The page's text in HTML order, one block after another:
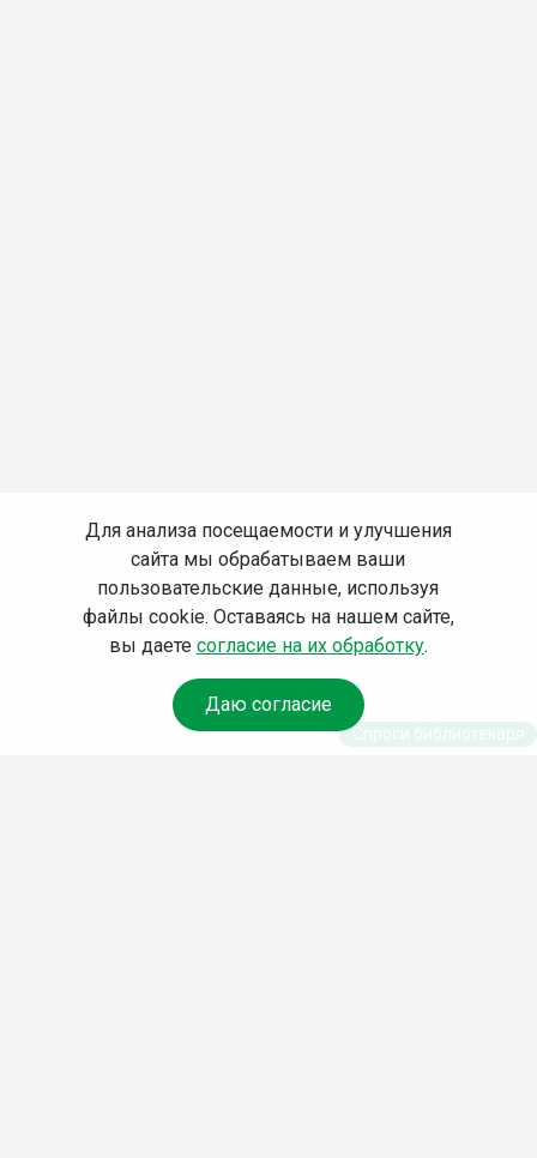
Для анализа посещаемости и улучшения
сайта мы обрабатываем ваши
пользовательские данные, используя
файлы cookie. Оставаясь на нашем сайте,
вы даете согласие на их обработку.
Даю согласие
Спроси библиотекаря